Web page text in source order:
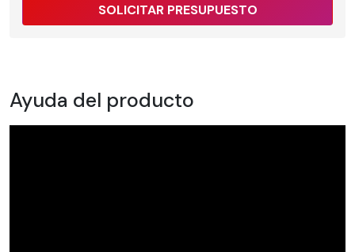
SOLICITAR PRESUPUESTO
Ayuda del producto